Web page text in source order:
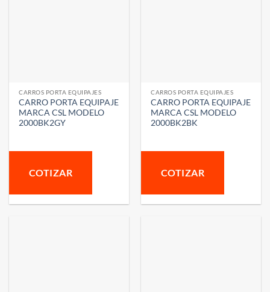
CARROS PORTA EQUIPAJES
CARRO PORTA EQUIPAJE
MARCA CSL MODELO
2000BK2GY
COTIZAR
CARROS PORTA EQUIPAJES
CARRO PORTA EQUIPAJE
MARCA CSL MODELO
2000BK2BK
COTIZAR